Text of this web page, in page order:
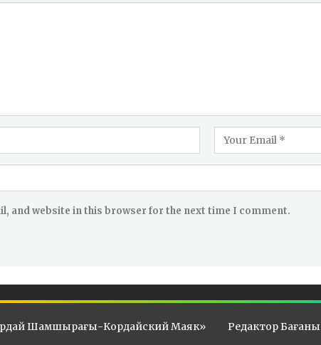
and website in this browser for the next time I comment.
Шамшырағы-Кордайский Маяк» Редактор Бағаны